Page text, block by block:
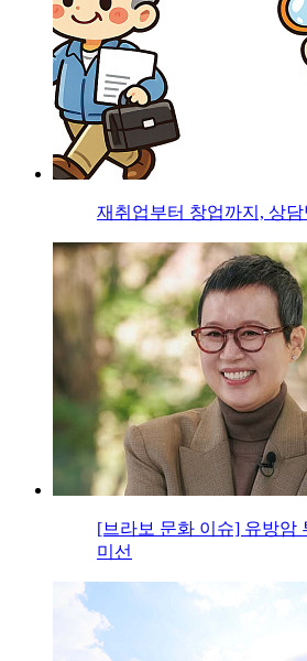
재취업부터 창업까지, 상
[브라보 문화 이슈] 유방암
미선